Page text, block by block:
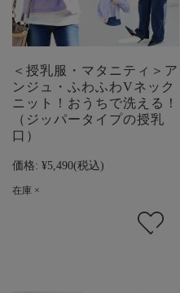
＜授乳服・マタニティ＞ア
ンジュ・ふわふわVネック
ニット！おうちで洗える！
（ジッパータイプの授乳
口）
価格: ¥5,490(税込)
在庫 ×